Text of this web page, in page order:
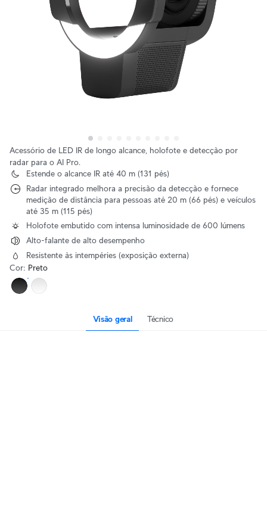
Acessório de LED IR de longo alcance, holofote e detecção por
radar para o AI Pro.
Estende o alcance IR até 40 m (131 pés)
Radar integrado melhora a precisão da detecção e fornece
medição de distância para pessoas até 20 m (66 pés) e veículos
até 35 m (115 pés)
Holofote embutido com intensa luminosidade de 600 lúmens
Alto-falante de alto desempenho
Resistente às intempéries (exposição externa)
Cor: Preto
Visão geral Técnico